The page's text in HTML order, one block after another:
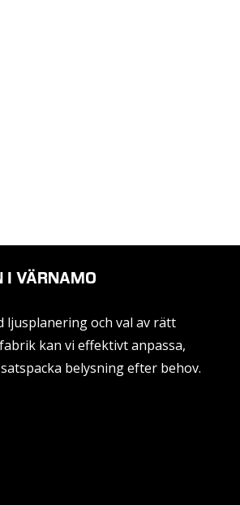
I VÄRNAMO
ljusplanering och val av rätt
kan vi effektivt anpassa,
belysning efter behov.